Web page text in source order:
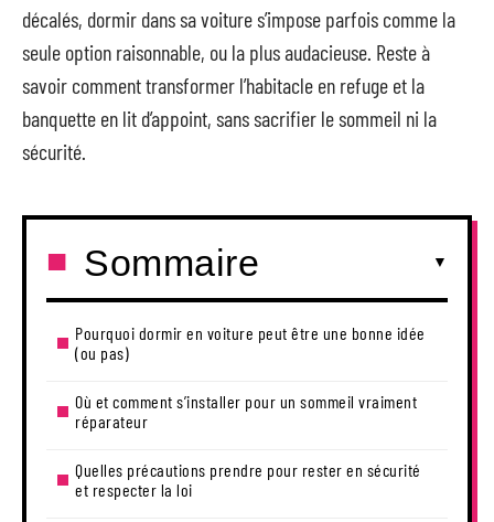
décalés, dormir dans sa voiture s’impose parfois comme la
seule option raisonnable, ou la plus audacieuse. Reste à
savoir comment transformer l’habitacle en refuge et la
banquette en lit d’appoint, sans sacrifier le sommeil ni la
sécurité.
Sommaire
Pourquoi dormir en voiture peut être une bonne idée
(ou pas)
Où et comment s’installer pour un sommeil vraiment
réparateur
Quelles précautions prendre pour rester en sécurité
et respecter la loi